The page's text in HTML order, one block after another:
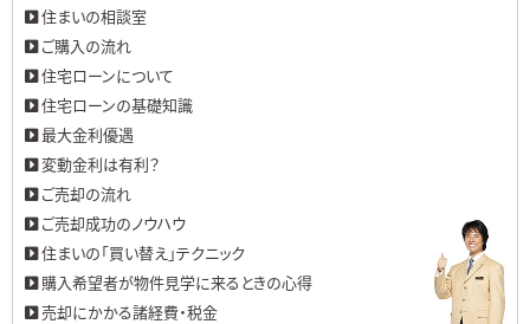
住まいの相談室
ご購入の流れ
住宅ローンについて
住宅ローンの基礎知識
最大金利優遇
変動金利は有利？
ご売却の流れ
ご売却成功のノウハウ
住まいの「買い替え」テクニック
購入希望者が物件見学に来るときの心得
売却にかかる諸経費・税金